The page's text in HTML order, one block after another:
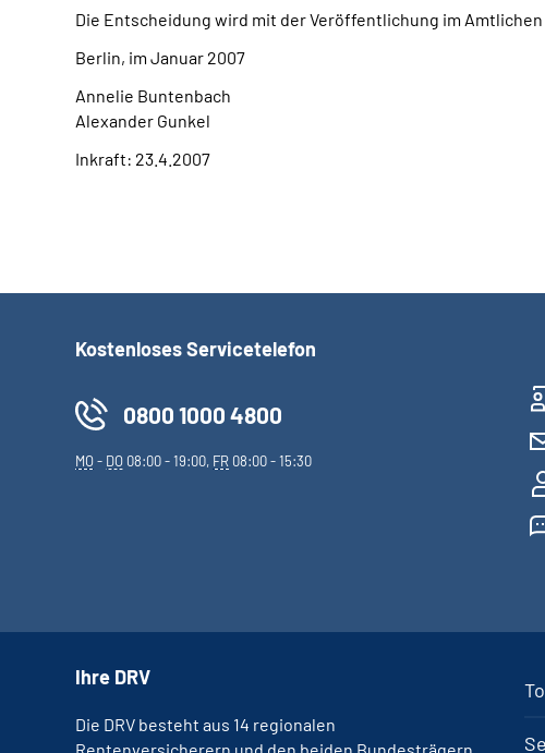
Die Entscheidung wird mit der Veröffentlichung im
Berlin, im Januar 2007
Annelie Buntenbach
Alexander Gunkel
Inkraft: 23.4.2007
Kostenloses Servicetelefon
0800 1000 4800
MO- DO 08:00 - 19:00, FR 08:00 - 15:30
Ihre DRV
Die DRV besteht aus 14 regionalen